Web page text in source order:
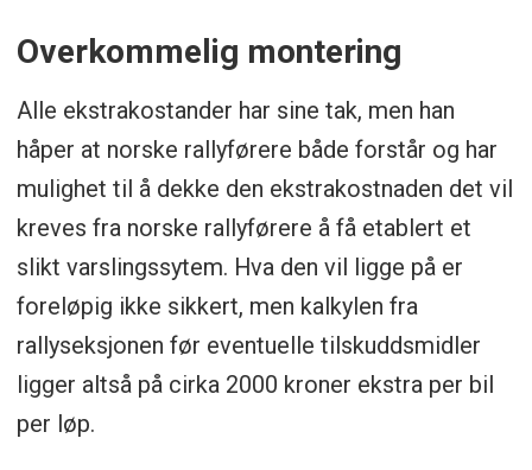
Overkommelig montering
Alle ekstrakostander har sine tak, men han
håper at norske rallyførere både forstår og har
mulighet til å dekke den ekstrakostnaden det vil
kreves fra norske rallyførere å få etablert et
slikt varslingssytem. Hva den vil ligge på er
foreløpig ikke sikkert, men kalkylen fra
rallyseksjonen før eventuelle tilskuddsmidler
ligger altså på cirka 2000 kroner ekstra per bil
per løp.